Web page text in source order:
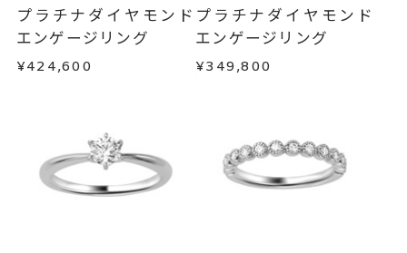
カテゴリー
婚約指輪(エンゲージリング)
刻印サービス対象商品
インサイドストーン 可
刻印文字数
サイズ#4.5までは、5文字まで。
サイズ#5以上は、16文字まで刻印
・受注生産の商品
・お客さまのお手元で傷や汚れが発生した商品
・到着後ご連絡無く7日以上経過した商品
・刻印をお入れした商品
商品の品質には万全を期しておりますが、万が一
不良品の場合、またはご注文のお品と異なる場合
プラチナダイヤモンド
エンゲージリング
¥424,600
プラチナダイヤモンド
エンゲージリング
¥349,800